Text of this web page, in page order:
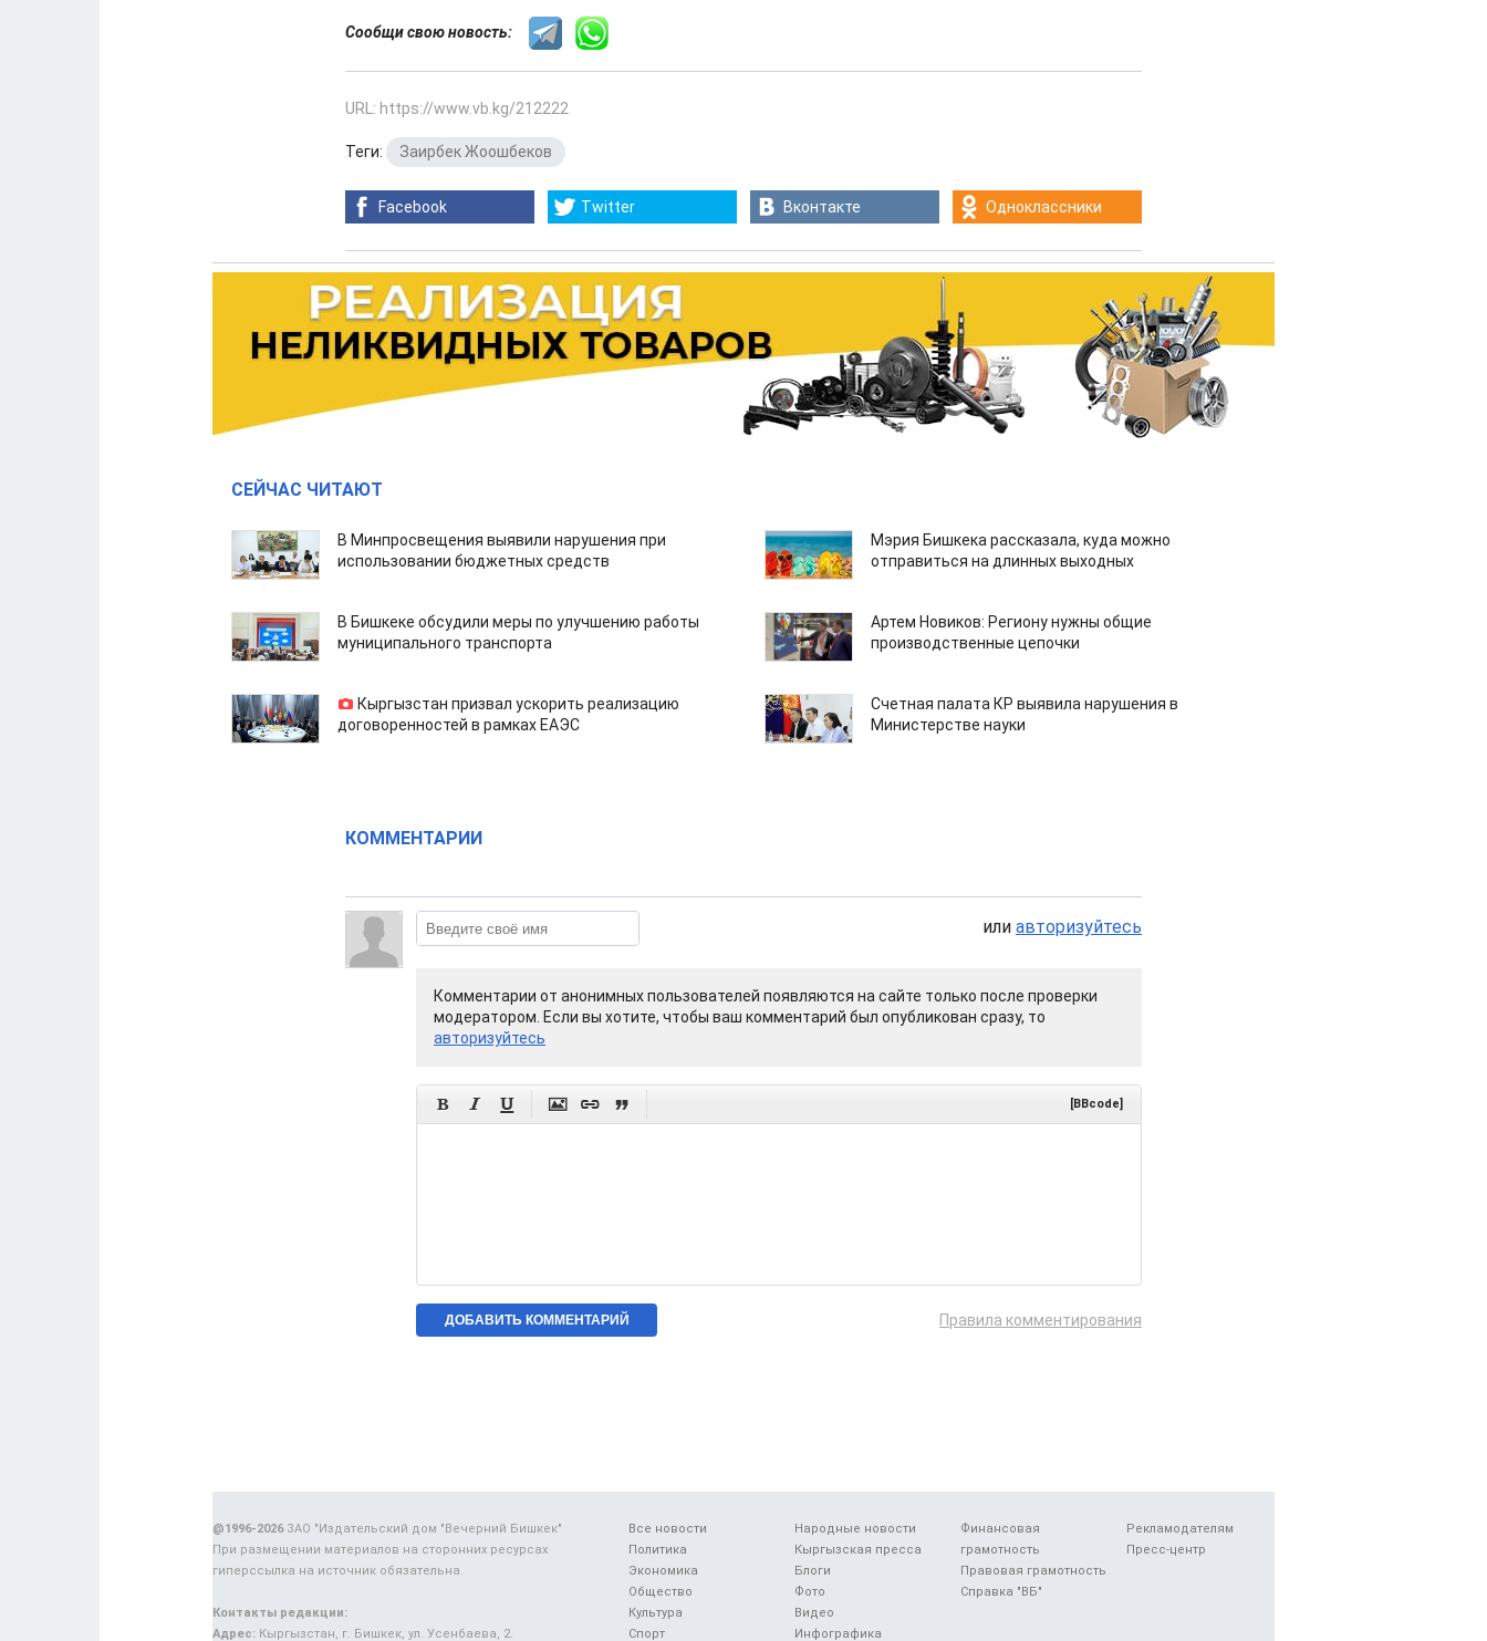
Сообщи свою новость:
URL: https://www.vb.kg/212222
Теги: Заирбек Жоошбеков
Facebook Twitter Вконтакте Одноклассники
СЕЙЧАС ЧИТАЮТ
В Минпросвещения выявили нарушения при
использовании бюджетных средств
Мэрия Бишкека рассказала, куда можно
отправиться на длинных выходных
В Бишкеке обсудили меры по улучшению работы
муниципального транспорта
Артем Новиков: Региону нужны общие
производственные цепочки
Кыргызстан призвал ускорить реализацию
договоренностей в рамках ЕАЭС
Счетная палата КР выявила нарушения в
Министерстве науки
КОММЕНТАРИИ
или авторизуйтесь
Комментарии от анонимных пользователей появляются на сайте только после проверки
модератором. Если вы хотите, чтобы ваш комментарий был опубликован сразу, то
авторизуйтесь
      [BBcode]
Правила комментирования
Все новости
Политика
Экономика
Общество
Культура
Спорт
Народные новости
Кыргызская пресса
Блоги
Фото
Видео
Инфографика
Финансовая
грамотность
Правовая грамотность
Справка "ВБ"
Рекламодателям
Пресс-центр
@1996-2026ЗАО "Издательский дом "Вечерний Бишкек"
При размещении материалов на сторонних ресурсах
гиперссылка на источник обязательна.
Контакты редакции:
Адрес: Кыргызстан, г. Бишкек, ул. Усенбаева, 2.